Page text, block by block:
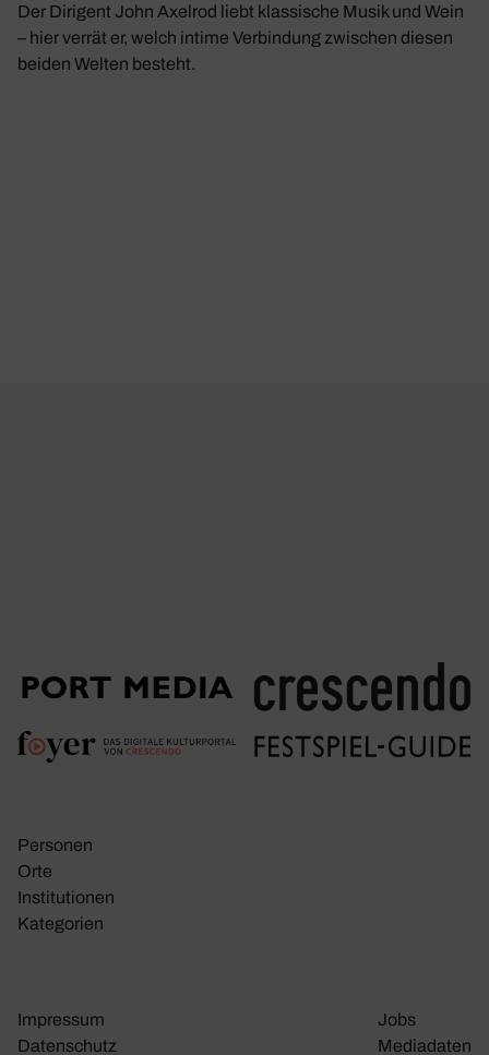
Der Dirigent John Axelrod liebt klassische Musik und Wein
– hier verrät er, welch intime Verbindung zwischen diesen
beiden Welten besteht.
Personen
Orte
Insti­tu­tionen
Kate­go­rien
Impressum
Daten­schutz
Jobs
Media­daten